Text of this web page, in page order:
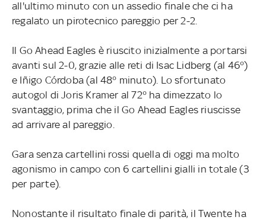
all'ultimo minuto con un assedio finale che ci ha
regalato un pirotecnico pareggio per 2-2.
Il Go Ahead Eagles è riuscito inizialmente a portarsi
avanti sul 2-0, grazie alle reti di Isac Lidberg (al 46°)
e Iñigo Córdoba (al 48° minuto). Lo sfortunato
autogol di Joris Kramer al 72° ha dimezzato lo
svantaggio, prima che il Go Ahead Eagles riuscisse
ad arrivare al pareggio.
Gara senza cartellini rossi quella di oggi ma molto
agonismo in campo con 6 cartellini gialli in totale (3
per parte).
Nonostante il risultato finale di parità, il Twente ha